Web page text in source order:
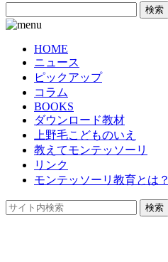
HOME
ニュース
ピックアップ
コラム
BOOKS
ダウンロード教材
上野毛こどものいえ
教えてモンテッソーリ
リンク
モンテッソーリ教育とは？